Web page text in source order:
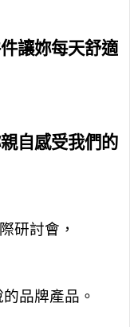
讓妳每天舒適
自感受我們的
研討會，
品牌產品。